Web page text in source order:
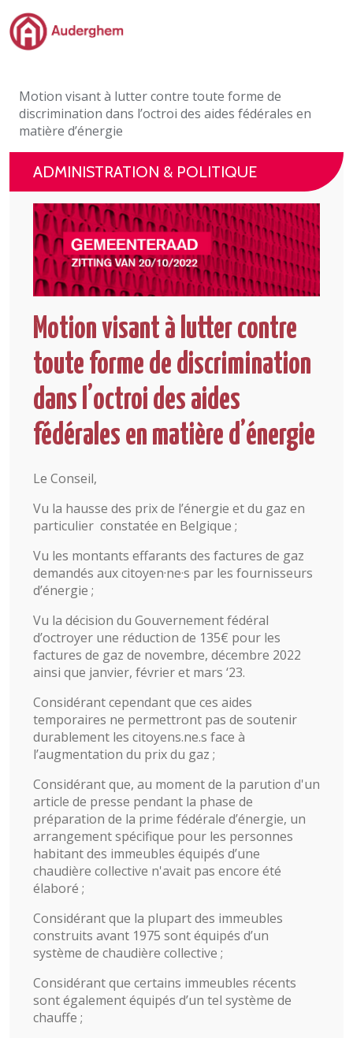
Passer au contenu principal
Événements et vie associative
eGuichet
Vivre à Auderghem
En 1 clic
Motion visant à lutter contre toute forme de
discrimination dans l’octroi des aides fédérales en
matière d’énergie
ADMINISTRATION & POLITIQUE
Motion visant à lutter contre
toute forme de discrimination
dans l’octroi des aides
fédérales en matière d’énergie
Le Conseil,
Vu la hausse des prix de l’énergie et du gaz en
particulier constatée en Belgique ;
Vu les montants effarants des factures de gaz
demandés aux citoyen·ne·s par les fournisseurs
d’énergie ;
Vu la décision du Gouvernement fédéral
d’octroyer une réduction de 135€ pour les
factures de gaz de novembre, décembre 2022
ainsi que janvier, février et mars ‘23.
Considérant cependant que ces aides
temporaires ne permettront pas de soutenir
durablement les citoyens.ne.s face à
l’augmentation du prix du gaz ;
Considérant que, au moment de la parution d'un
article de presse pendant la phase de
préparation de la prime fédérale d’énergie, un
arrangement spécifique pour les personnes
habitant des immeubles équipés d’une
chaudière collective n'avait pas encore été
élaboré ;
Considérant que la plupart des immeubles
construits avant 1975 sont équipés d’un
système de chaudière collective ;
Considérant que certains immeubles récents
sont également équipés d’un tel système de
chauffe ;